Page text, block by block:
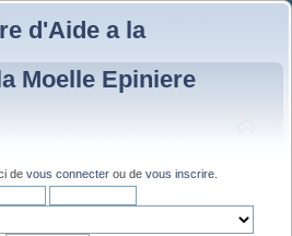
d'Aide a la
Moelle Epiniere
de vous connecter ou de vous inscrire